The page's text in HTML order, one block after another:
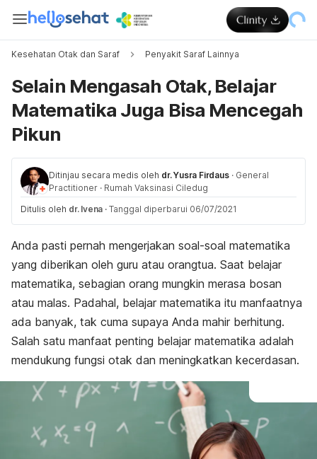
Kesehatan Otak dan Saraf Penyakit Saraf Lainnya
Selain Mengasah Otak, Belajar
Matematika Juga Bisa Mencegah
Pikun
Ditinjau secara medis oleh dr. Yusra Firdaus · General
Practitioner · Rumah Vaksinasi Ciledug
Ditulis oleh dr. Ivena · Tanggal diperbarui 06/07/2021
Anda pasti pernah mengerjakan soal-soal matematika
yang diberikan oleh guru atau orangtua. Saat belajar
matematika, sebagian orang mungkin merasa bosan
atau malas. Padahal, belajar matematika itu manfaatnya
ada banyak, tak cuma supaya Anda mahir berhitung.
Salah satu manfaat penting belajar matematika adalah
mendukung fungsi otak dan meningkatkan kecerdasan.